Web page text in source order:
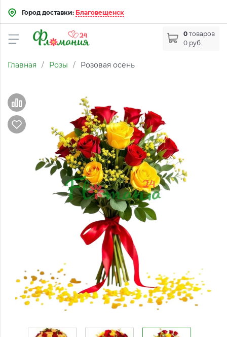
Город доставки: Благовещенск
0 товаров
0 руб.
Главная / Розы / Розовая осень